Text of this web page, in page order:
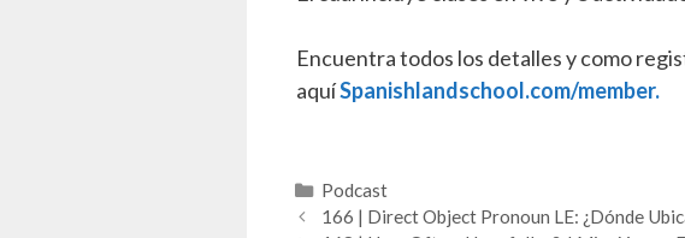
Encuentra todos los detalles y como
aquíSpanishlandschool.com/member.
Categorías
Podcast
166 | Direct Object Pronoun LE: ¿Dónde